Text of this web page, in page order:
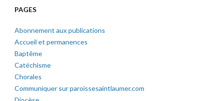
PAGES
Abonnement aux publications
Accueil et permanences
Baptême
Catéchisme
Chorales
Communiquer sur paroissesaintlaumer.com